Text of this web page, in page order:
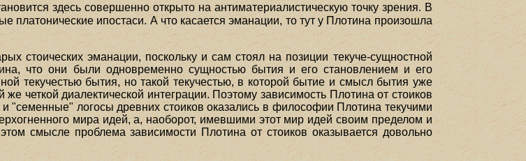
здесь совершенно открыто на антиматериалистическую точку зрения. В
платонические ипостаси. А что касается эманации, то тут у Плотина произошла
стоических эманации, поскольку и сам стоял на позиции текуче-сущностной
что они были одновременно сущностью бытия и его становлением и его
текучестью бытия, но такой текучестью, в которой бытие и смысл бытия уже
четкой диалектической интеграции. Поэтому зависимость Плотина от стоиков
"семенные" логосы древних стоиков оказались в философии Плотина текучими
мира идей, а, наоборот, имевшими этот мир идей своим пределом и
смысле проблема зависимости Плотина от стоиков оказывается довольно